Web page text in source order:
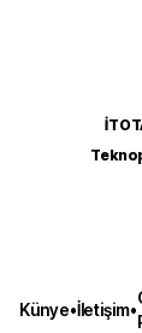
Künye•İletişim•